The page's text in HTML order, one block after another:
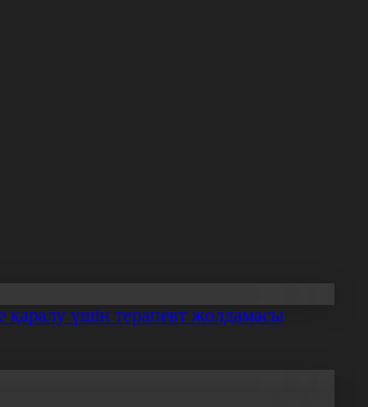
қаралу үшін терапевт жолдамасы